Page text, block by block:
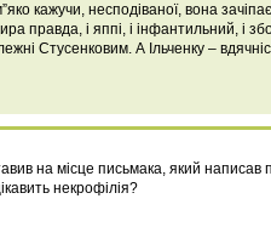
м”яко кажучи, несподіваної, вона
правда, і яппі, і інфантильний, і
Стусенковим. А Ільченку –
на місце письмака, який написав
некрофілія?